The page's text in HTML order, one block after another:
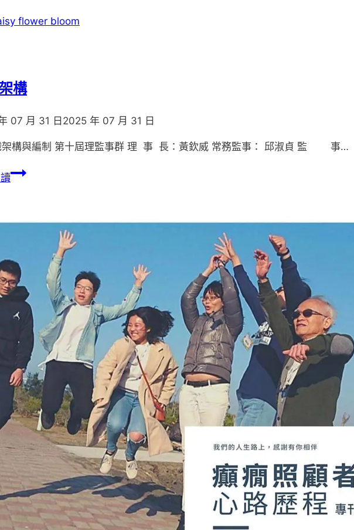
清
構
07 月 31 日 2025 年 07 月 31 日
構與編制 第十屆理監事群 理 事 長：黃欽威 常務監事： 邱淑貞 監 事…
組
構